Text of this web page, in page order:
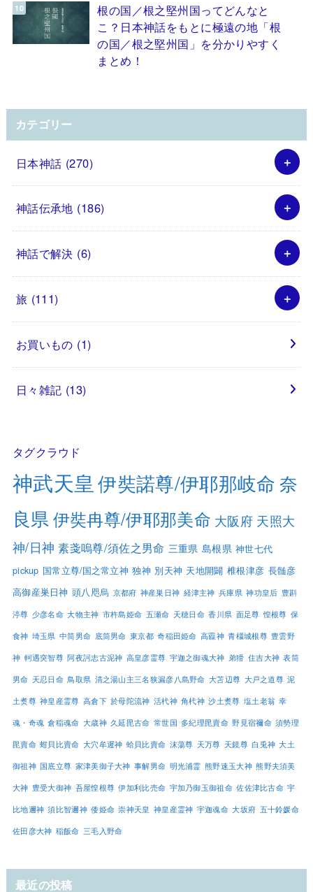
根の国／根之堅州国ってどんなと
こ？日本神話をもとに極遠の地「根
の国／根之堅州国」を分かりやすく
まとめ！
カテゴリー
日本神話 (270)
神話伝承地 (186)
神話で解決 (6)
旅 (111)
お買いもの (1)
日々雑記 (13)
タグクラウド
神武天皇 伊奘諾尊/伊耶那岐命 奈
良県 伊奘冉尊/伊耶那美命 大阪府 天照大
神/日神 素戔嗚尊/須佐之男命 三重県 島根県 神世七代
pickup 国常立尊/国之常立神 独神 別天神 天地開闢 椎根津彦 長髄彦
高御産巣日神 頭八咫烏 京都府 神産巣日神 経津主神 兵庫県 神功皇后 豊斟
渟尊 少彦名命 大物主神 市杵島姫命 五瀬命 天穂日命 香川県 面足尊 惶根尊 保
食神 埼玉県 中筒男命 底筒男命 東京都 奇稲田姫命 高龗神 青橿城根尊 豊雲野
神 軻遇突智尊 阿夜訶志古泥神 高皇彦霊尊 宇迦之御魂大神 弟猾 住吉大神 表筒
男命 天忍日命 鳥取県 清之湯山主三名狭漏彦八島野命 大苫辺尊 大戸之道尊 泥
土煑尊 神皇産霊尊 高倉下 於母陀流神 活杙神 角杙神 沙土煑尊 塩土老翁 幸
魂・奇魂 倉稲魂命 大歳神 久延毘古命 常世国 多紀理毘賣命 野見宿禰命 須勢理
毘賣命 蚶貝比賣命 大穴牟遲神 蛤貝比賣命 沫蕩尊 天万尊 天鏡尊 白兎神 大土
御祖神 国底立尊 家津美御子大神 事解男命 明光浦霊 熊野速玉大神 熊野夫須美
大神 豊受大御神 吾屋惶根尊 伊加利比売命 宇加乃御玉御祖命 佐佐津比古命 宇
比地邇神 須比智邇神 倭姫命 崇神天皇 神皇産霊神 宇迦魂命 大坂府 五十鈴媛命
佐田彦大神 稲飯命 三毛入野命
最近の投稿